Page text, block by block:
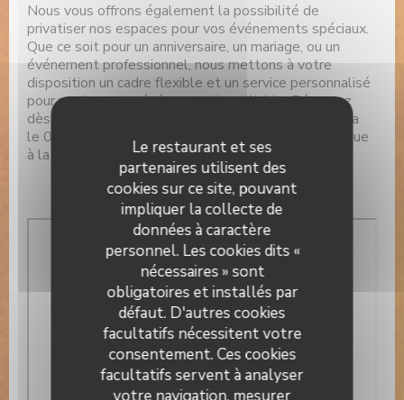
Le restaurant et ses
partenaires utilisent des
cookies sur ce site, pouvant
impliquer la collecte de
données à caractère
personnel. Les cookies dits «
nécessaires » sont
obligatoires et installés par
défaut. D'autres cookies
facultatifs nécessitent votre
consentement. Ces cookies
facultatifs servent à analyser
Nous vous offrons également la possibilité de
privatiser nos espaces pour vos événements spéciaux.
Que ce soit pour un anniversaire, un mariage, ou un
événement professionnel, nous mettons à votre
disposition un cadre flexible et un service personnalisé
pour rendre votre événement inoubliable. Réservez
dès maintenant grâce au formulaire ci-dessous ou via
le 0974640970 et venez vivre une expérience unique
à la Brasserie Valma !